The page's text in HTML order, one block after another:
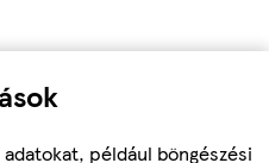
például böngészési